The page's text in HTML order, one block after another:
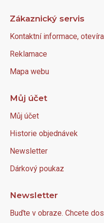
Zákaznický servis
Kontaktní informace,
Reklamace
Mapa webu
Můj účet
Můj účet
Historie objednávek
Newsletter
Dárkový poukaz
Newsletter
Buďte v obraze. Chcete